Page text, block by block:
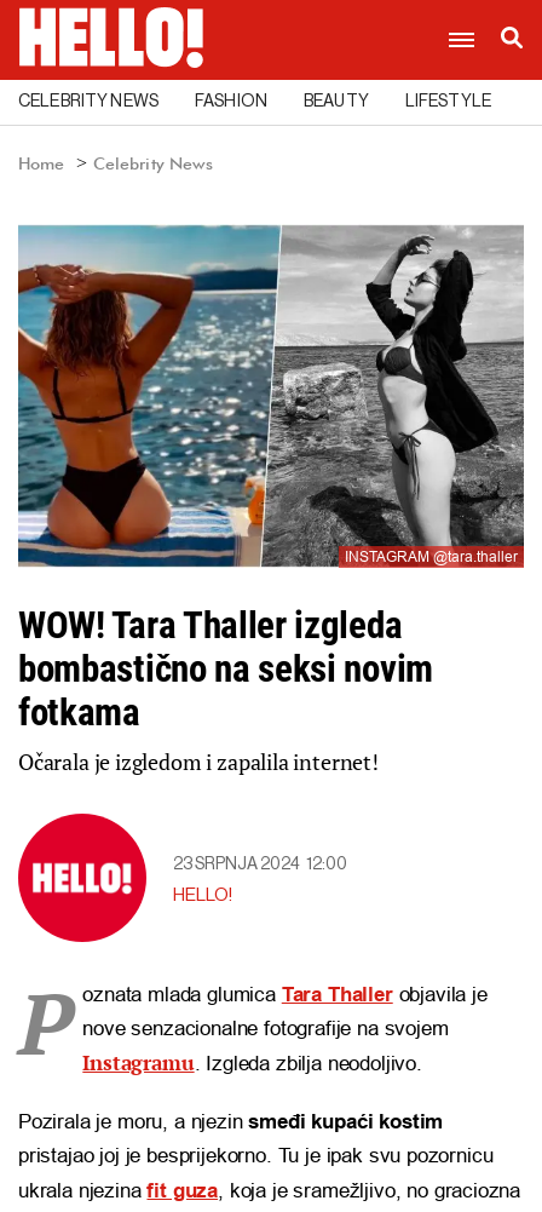
CELEBRITY NEWS FASHION BEAUTY LIFESTYLE
Home Celebrity News
INSTAGRAM @tara.thaller
WOW! Tara Thaller izgleda
bombastično na seksi novim
fotkama
Očarala je izgledom i zapalila internet!
23 SRPNJA 2024 12:00
HELLO!
P oznata mlada glumica Tara Thallerobjavila je
nove senzacionalne fotografije na svojem
Instagramu. Izgleda zbilja neodoljivo.
Pozirala je moru, a njezinsmeđi kupaći kostim
pristajao joj je besprijekorno. Tu je ipak svu pozornicu
ukrala njezinafit guza, koja je sramežljivo, no graciozna